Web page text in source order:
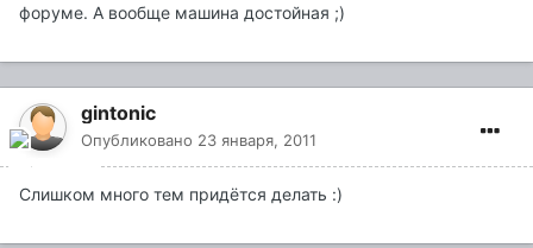
форуме. А вообще машина достойная ;)
gintonic
Опубликовано 23 января, 2011
Слишком много тем придётся делать :)